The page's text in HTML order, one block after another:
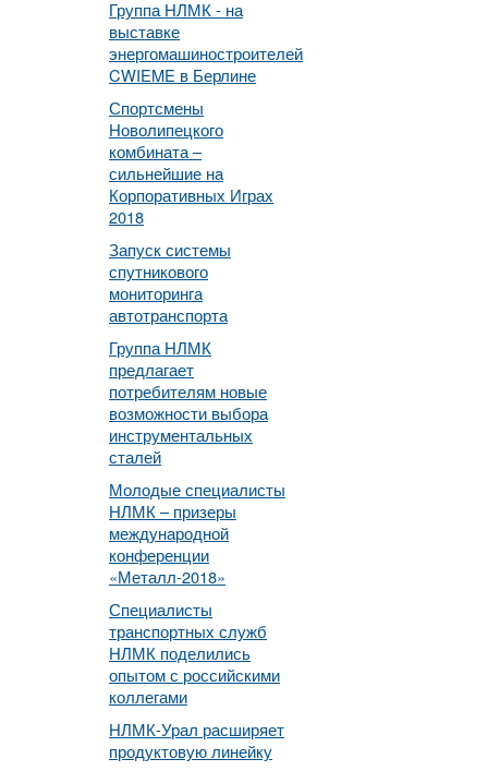
Группа НЛМК - на
выставке
энергомашиностроителей
CWIEME в Берлине
Спортсмены
Новолипецкого
комбината –
сильнейшие на
Корпоративных Играх
2018
Запуск системы
спутникового
мониторинга
автотранспорта
Группа НЛМК
предлагает
потребителям новые
возможности выбора
инструментальных
сталей
Молодые специалисты
НЛМК – призеры
международной
конференции
«Металл-2018»
Специалисты
транспортных служб
НЛМК поделились
опытом с российскими
коллегами
НЛМК-Урал расширяет
продуктовую линейку